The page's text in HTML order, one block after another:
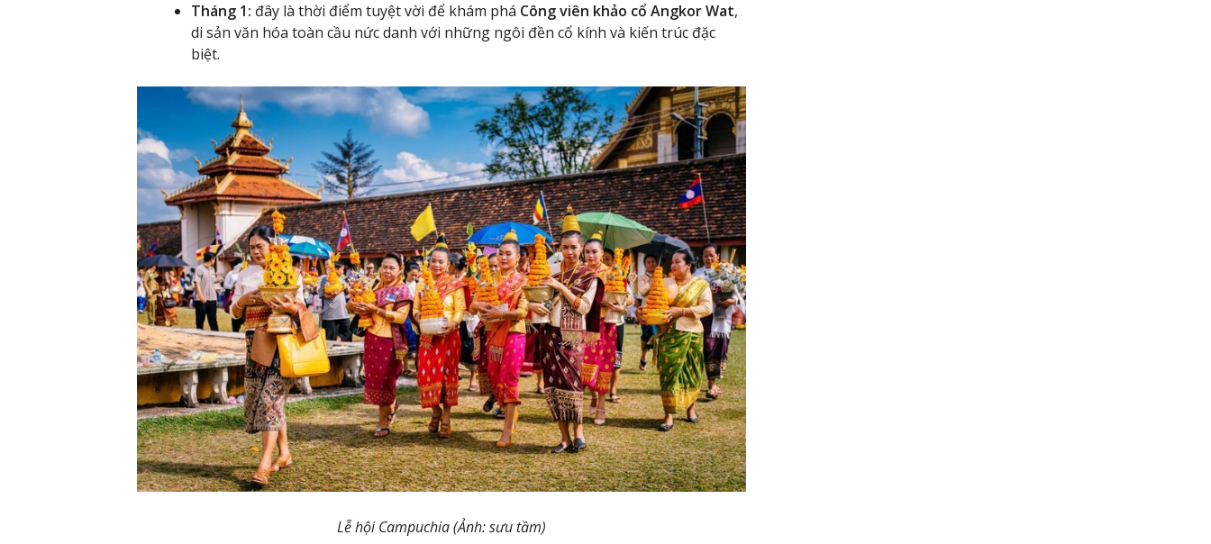
Tháng 1: đây là thời điểm tuyệt vời để khám phá Công viên khảo cổ Angkor Wat,
di sản văn hóa toàn cầu nức danh với những ngôi đền cổ kính và kiến trúc đặc
biệt.
Lễ hội Campuchia (Ảnh: sưu tầm)